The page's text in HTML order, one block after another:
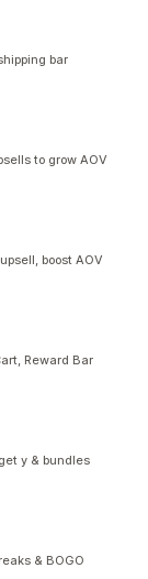
bar
to grow AOV
boost AOV
Reward Bar
y & bundles
& BOGO